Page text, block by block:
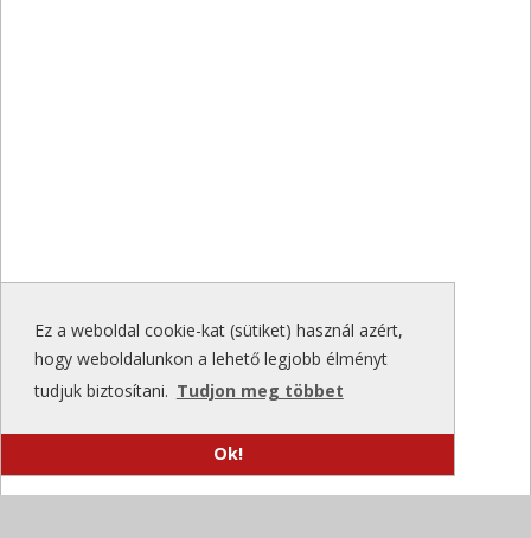
Ez a weboldal cookie-kat (sütiket) használ azért,
hogy weboldalunkon a lehető legjobb élményt
tudjuk biztosítani. Tudjon meg többet
Ok!